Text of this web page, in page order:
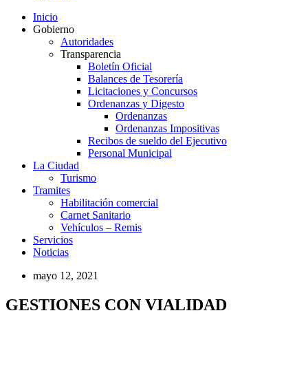
Inicio
Gobierno
Autoridades
Transparencia
Boletín Oficial
Balances de Tesorería
Licitaciones y Concursos
Ordenanzas y Digesto
Ordenanzas
Ordenanzas Impositivas
Recibos de sueldo del Ejecutivo
Personal Municipal
La Ciudad
Turismo
Tramites
Habilitación comercial
Carnet Sanitario
Vehículos – Remis
Servicios
Noticias
mayo 12, 2021
GESTIONES CON VIALIDAD